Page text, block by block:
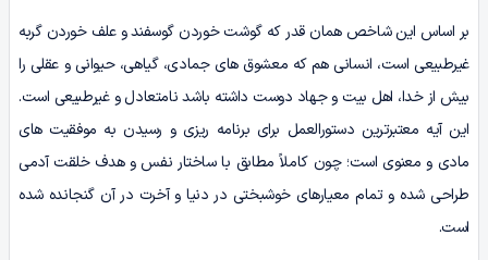
بر اساس این شاخص همان قدر که گوشت خوردن گوسفند و علف خوردن گربه
غیرطبیعی است، انسانی هم که معشوق های جمادی، گیاهی، حیوانی و عقلی را
بیش از خدا، اهل بیت و جهاد دوست داشته باشد نامتعادل و غیرطبیعی است.
این آیه معتبرترین دستورالعمل برای برنامه ریزی و رسیدن به موفقیت های
مادی و معنوی است؛ چون کاملاً مطابق با ساختار نفس و هدف خلقت آدمی
طراحی شده و تمام معیارهای خوشبختی در دنیا و آخرت در آن گنجانده شده
است.